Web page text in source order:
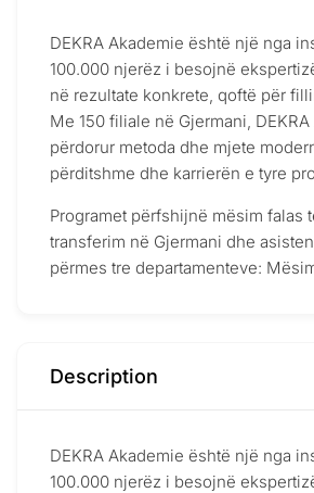
DEKRA Akademie është një nga
100.000 njerëz i besojnë
në rezultate konkrete, qoftë për
Me 150 filiale në Gjermani,
përdorur metoda dhe mjete
përditshme dhe karrierën e tyre
Programet përfshijnë mësim
transferim në Gjermani dhe
përmes tre departamenteve:
Description
DEKRA Akademie është një nga
100.000 njerëz i besojnë